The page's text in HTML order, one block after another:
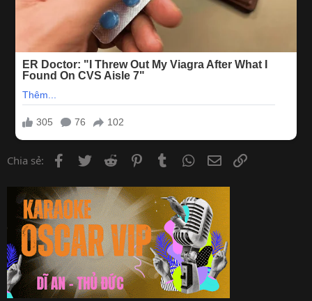
Chia sẻ: Facebook
Twitter Reddit PinterestTumblr WhatsApp
Email